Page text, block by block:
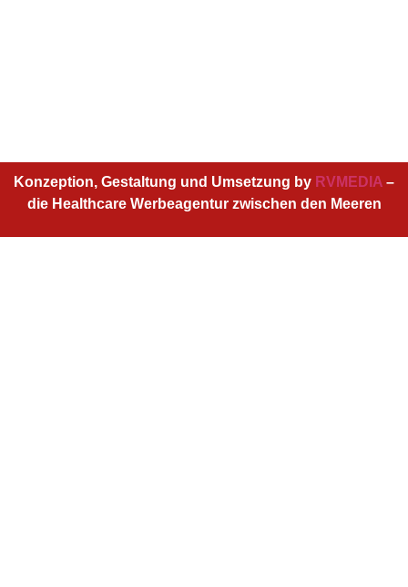
Konzeption, Gestaltung und Umsetzung by RVMEDIA –
die Healthcare Werbeagentur zwischen den Meeren